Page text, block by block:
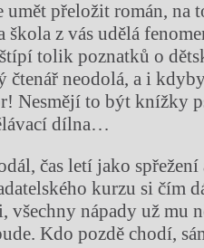
umět přeložit román,
škola z vás udělá
tolik poznatků o
čtenář neodolá, a i
Nesmějí to být knížky
dílna…
čas letí jako spřežení
kurzu si čím
nápady už mu
Kdo pozdě chodí,